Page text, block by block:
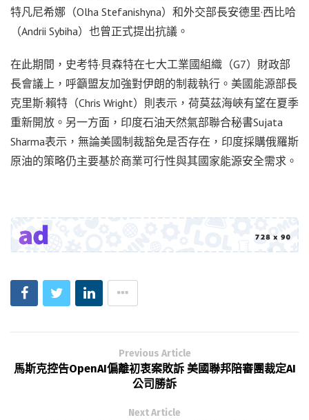
特凡尼希娜（Olha Stefanishyna）和外交部長安德里·西比哈
（Andrii Sybiha）也曾正式提出抗議。
在此期間，史考特·貝森特在七大工業國組織（G7）財政部
長會議上，呼籲盟友加強對伊朗的制裁執行。美國能源部長
克里斯·賴特（Chris Wright）則表示，荷莫茲海峽有望在夏季
重新開放。另一方面，印度石油天然氣部聯合秘書Sujata
Sharma表示，無論美國制裁豁免是否存在，印度採購俄羅斯
原油的策略仍主要基於商業可行性與其國家能源安全需求。
Previous Article
馬斯克控告OpenAI偏離初衷案敗訴 美國聯邦陪審團裁定AI
公司勝訴
Next Article